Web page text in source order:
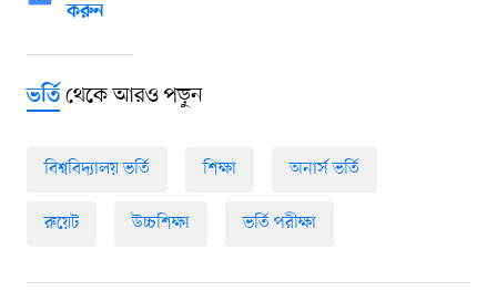
করুন
ভর্তিথেকে আরও পড়ুন
বিশ্ববিদ্যালয় ভর্তি শিক্ষা অনার্স ভর্তি
রুয়েট উচ্চশিক্ষা ভর্তি পরীক্ষা